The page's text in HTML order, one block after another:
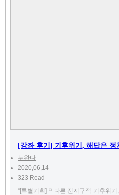
[강좌 후기] 기후위기, 해답은 정
누완다
2020,06,14
323 Read
“[특별기획] 막다른 전지구적 기후위